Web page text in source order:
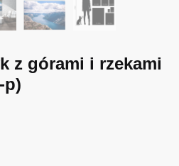
z górami i rzekami
p)